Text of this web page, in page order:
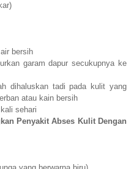
bersih
garam dapur secukupnya ke
dihaluskan tadi pada kulit yang
atau kain bersih
sehari
Penyakit Abses Kulit Dengan